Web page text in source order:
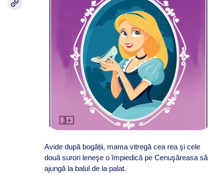
Avide după bogății, mama vitregă cea rea şi cele
două surori leneşe o împiedică pe Cenuşăreasa să
ajungă la balul de la palat.